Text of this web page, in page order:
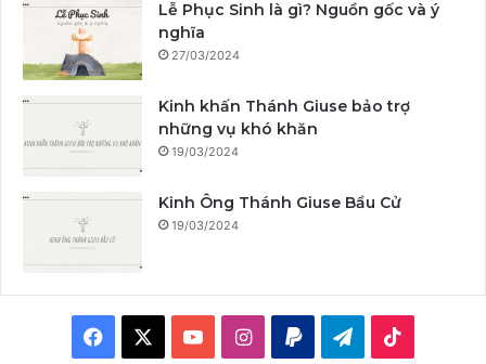
Lễ Phục Sinh là gì? Nguồn gốc và ý
nghĩa
27/03/2024
Kinh khấn Thánh Giuse bảo trợ
những vụ khó khăn
19/03/2024
Kinh Ông Thánh Giuse Bầu Cử
19/03/2024
I
P